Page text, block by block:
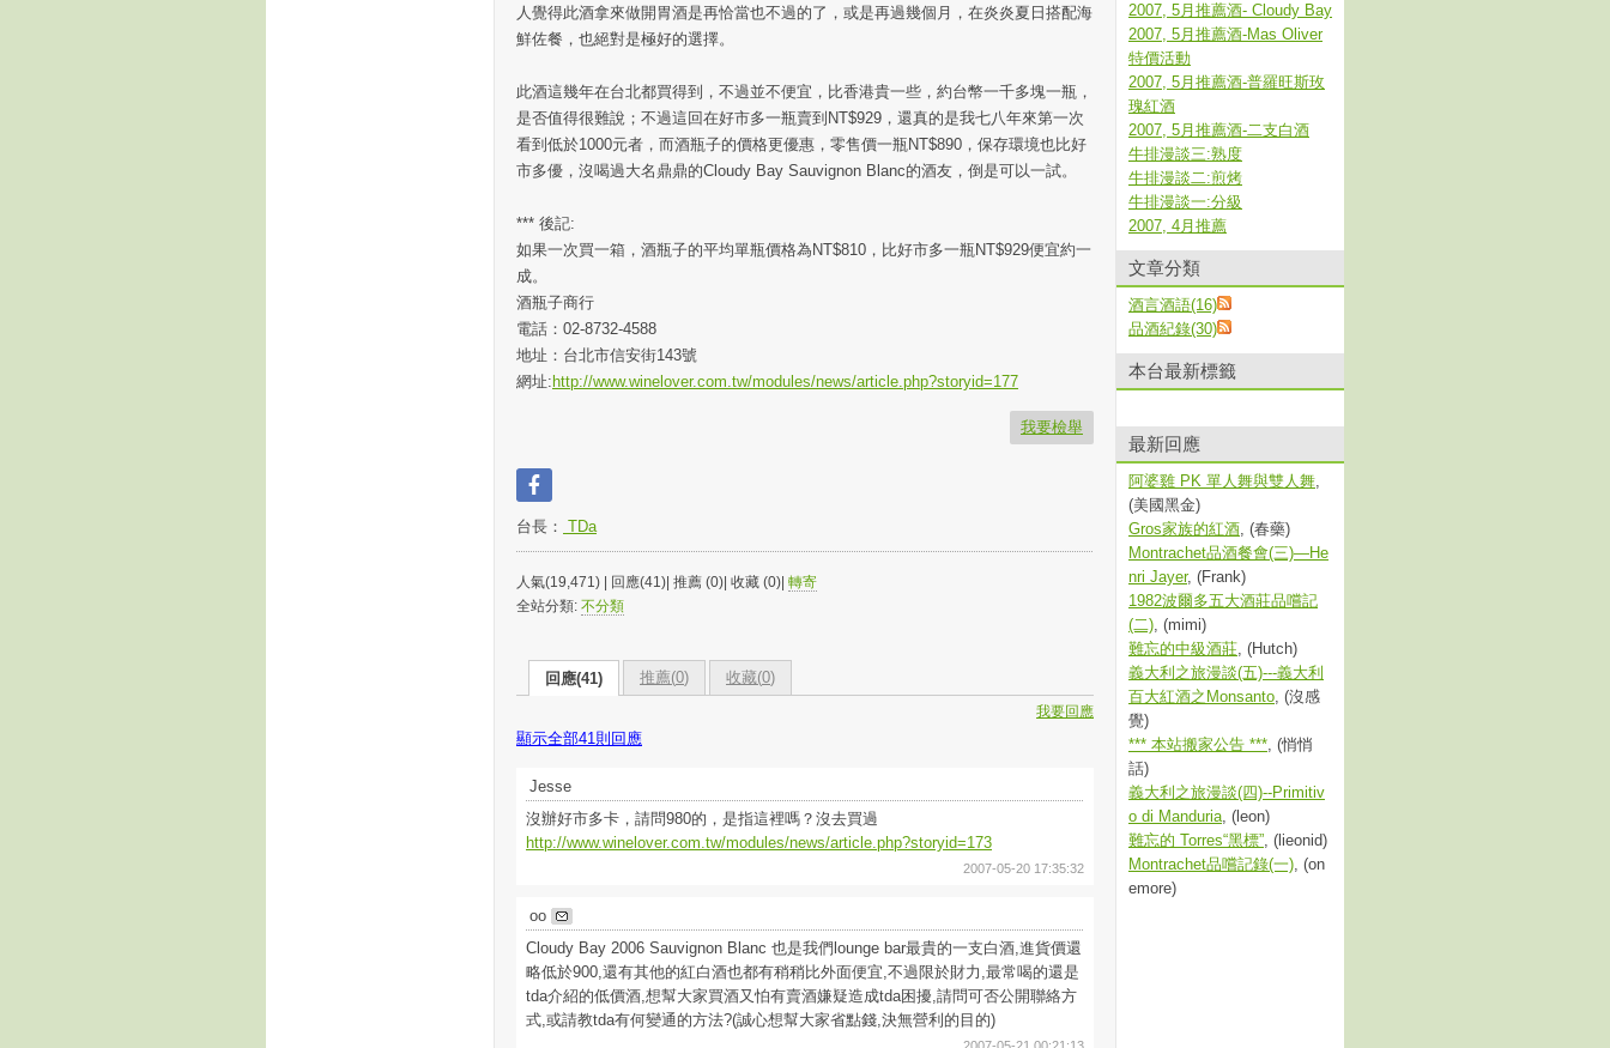
人覺得此酒拿來做開胃酒是再恰當也不過的了，或是再過幾個月，在炎炎夏日搭配海
鮮佐餐，也絕對是極好的選擇。
此酒這幾年在台北都買得到，不過並不便宜，比香港貴一些，約台幣一千多塊一瓶，
是否值得很難說；不過這回在好市多一瓶賣到NT$929，還真的是我七八年來第一次
看到低於1000元者，而酒瓶子的價格更優惠，零售價一瓶NT$890，保存環境也比好
市多優，沒喝過大名鼎鼎的Cloudy Bay Sauvignon Blanc的酒友，倒是可以一試。
*** 後記:
如果一次買一箱，酒瓶子的平均單瓶價格為NT$810，比好市多一瓶NT$929便宜約一
成。
酒瓶子商行
電話：02-8732-4588
地址：台北市信安街143號
網址: http://www.winelover.com.tw/modules/news/article.php?storyid=177
我要檢舉
台長： TDa
人氣(19,471) | 回應(41)| 推薦 (0)| 收藏 (0)| 轉寄
全站分類: 不分類
回應(41) 推薦(0) 收藏(0)
我要回應
顯示全部41則回應
Jesse
沒辦好市多卡，請問980的，是指這裡嗎？沒去買過
http://www.winelover.com.tw/modules/news/article.php?storyid=173
2007-05-20 17:35:32
oo
Cloudy Bay 2006 Sauvignon Blanc 也是我們lounge bar最貴的一支白酒,進貨價還
略低於900,還有其他的紅白酒也都有稍稍比外面便宜,不過限於財力,最常喝的還是
tda介紹的低價酒,想幫大家買酒又怕有賣酒嫌疑造成tda困擾,請問可否公開聯絡方
式,或請教tda有何變通的方法?(誠心想幫大家省點錢,決無營利的目的)
2007, 5月推薦酒- Cloudy Bay
2007, 5月推薦酒-Mas Oliver
特價活動
2007, 5月推薦酒-普羅旺斯玫
瑰紅酒
2007, 5月推薦酒-二支白酒
牛排漫談三:熟度
牛排漫談二:煎烤
牛排漫談一:分級
2007, 4月推薦
文章分類
酒言酒語(16)
品酒紀錄(30)
本台最新標籤
最新回應
阿婆雞 PK 單人舞與雙人舞,
(美國黑金)
Gros家族的紅酒, (春藥)
Montrachet品酒餐會(三)—He
nri Jayer, (Frank)
1982波爾多五大酒莊品嚐記
(二), (mimi)
難忘的中級酒莊, (Hutch)
義大利之旅漫談(五)---義大利
百大紅酒之Monsanto, (沒感
覺)
*** 本站搬家公告 ***, (悄悄
話)
義大利之旅漫談(四)--Primitiv
o di Manduria, (leon)
難忘的 Torres“黑標”, (lieonid)
Montrachet品嚐記錄(一), (on
emore)